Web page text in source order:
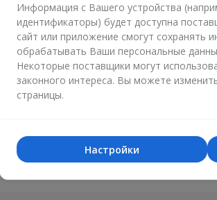
Все фото
Информация с Вашего устройства
идентификаторы) будет доступна
сайт или приложение смогут сохранять
обрабатывать Ваши персональные
Некоторые поставщики могут
законного интереса. Вы можете
страницы.
Настройки